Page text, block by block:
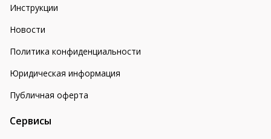
Инструкции
Новости
Политика конфиденциальности
Юридическая информация
Публичная оферта
Сервисы